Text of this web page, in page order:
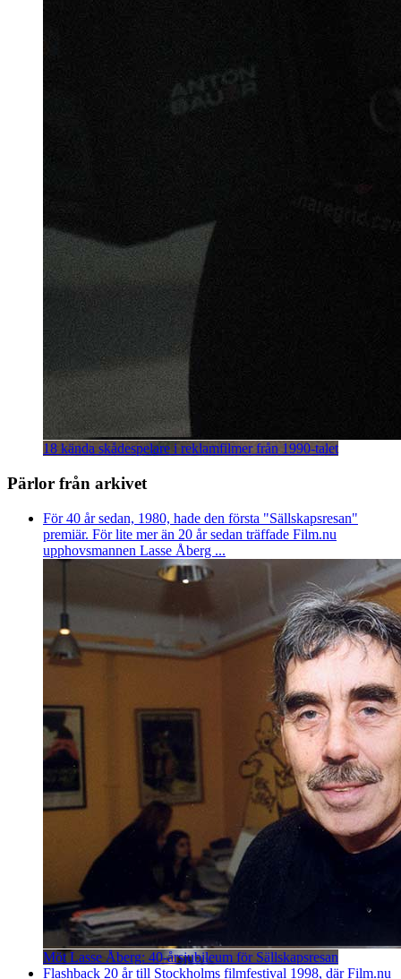
18 kända skådespelare i reklamfilmer från 1990-talet
Pärlor från arkivet
För 40 år sedan, 1980, hade den första "Sällskapsresan"
premiär. För lite mer än 20 år sedan träffade Film.nu
upphovsmannen Lasse Åberg ...
Möt Lasse Åberg: 40-årsjubileum för Sällskapsresan
Flashback 20 år till Stockholms filmfestival 1998, där Film.nu